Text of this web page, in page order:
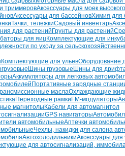
триммеровАксессуары для моек
Аксессуары для бассейновХимия для
Тачки, тележкиСадовый инвентарь
для растений Грунты для растений
для яицКомплектующие для
по уходу за
Комплектующие для ульевОборудование
Шины грузовые Шины для
Аккумуляторы для легковых
Портативные зарядные
маслаОхлаждающие
Переходные рамки FM-модуляторы
магнитолы Кабели для автомагнитол
GPS навигаторы
автомобильныеАптечки
Чехлы, накидки для салона
АвтохолодильникиАксессуары для
для автосигнализаций,